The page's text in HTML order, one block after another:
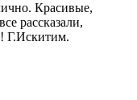
Красивые,
рассказали,
Г.Искитим.